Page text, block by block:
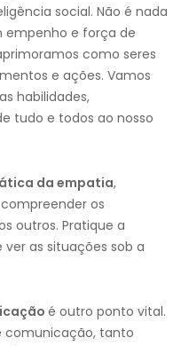
social. Não é nada
empenho e força de
como seres
e ações. Vamos
habilidades,
tudo e todos ao nosso
da empatia,
os
outros. Pratique a
as situações sob a
é outro ponto vital.
comunicação, tanto